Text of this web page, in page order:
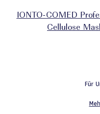
IONTO-COMED
Cellulose
Für